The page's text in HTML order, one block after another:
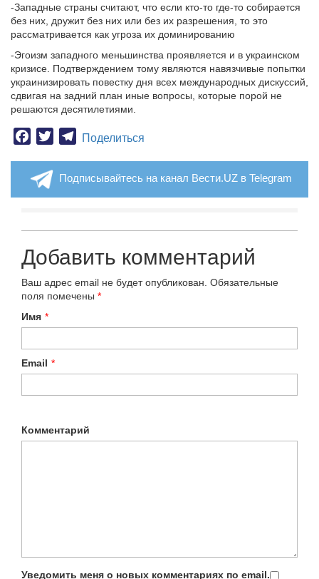
-Западные страны считают, что если кто-то где-то собирается
без них, дружит без них или без их разрешения, то это
рассматривается как угроза их доминированию
-Эгоизм западного меньшинства проявляется и в украинском
кризисе. Подтверждением тому являются навязчивые попытки
украинизировать повестку дня всех международных дискуссий,
сдвигая на задний план иные вопросы, которые порой не
решаются десятилетиями.
Facebook
TwitterTelegram
Поделиться
Подписывайтесь на канал Вести.UZ в Telegram
Добавить комментарий
Ваш адрес email не будет опубликован. Обязательные
поля помечены *
Имя *
Email *
Комментарий
Уведомить меня о новых комментариях по email.